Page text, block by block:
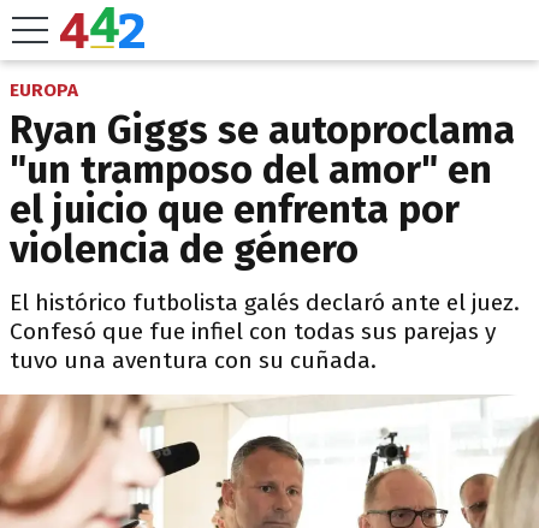
EUROPA
Ryan Giggs se autoproclama
"un tramposo del amor" en
el juicio que enfrenta por
violencia de género
El histórico futbolista galés declaró ante el juez.
Confesó que fue infiel con todas sus parejas y
tuvo una aventura con su cuñada.